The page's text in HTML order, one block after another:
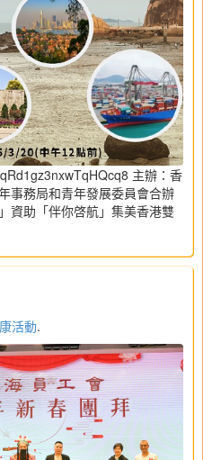
主辦：香
事務局和青年發展委員會合辦
資助「伴你啓航」集美香港雙
活動.